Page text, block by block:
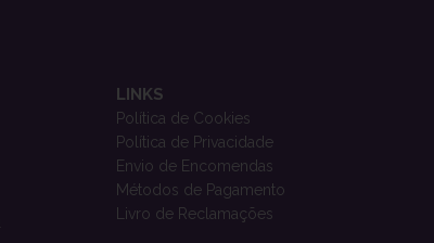
LINKS
Política de Cookies
Política de Privacidade
Envio de Encomendas
Métodos de Pagamento
Livro de Reclamações